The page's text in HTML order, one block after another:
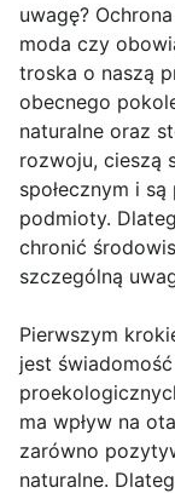
uwagę?
moda czy
troska o naszą
obecnego
naturalne oraz
rozwoju, cieszą
społecznym i
podmioty.
chronić
szczególną
Pierwszym
jest
ma wpływ na
zarówno
naturalne.